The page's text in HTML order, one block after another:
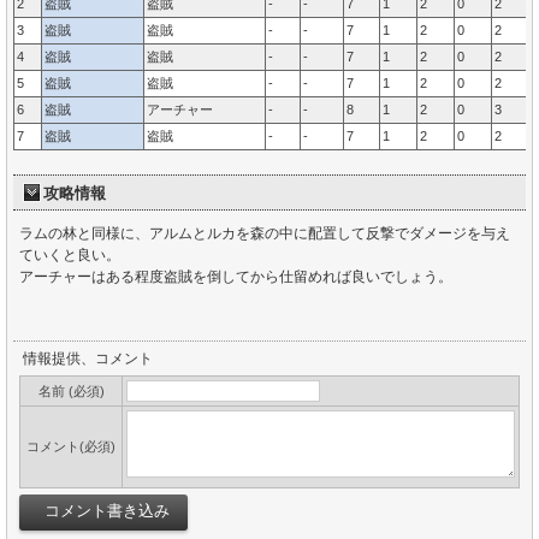
2 盗賊 盗賊 - - 7 1 2 0 2
3
盗賊 盗賊 - - 7 1 2 0 2
4
盗賊 盗賊 - - 7 1 2 0 2
5
盗賊 盗賊 - - 7 1 2 0 2
6
盗賊 アーチャー - - 8 1 2 0 3
7
盗賊 盗賊 - - 7 1 2 0 2
攻略情報
ラムの林と同様に、アルムとルカを森の中に配置して反撃でダメージを与え
ていくと良い。
アーチャーはある程度盗賊を倒してから仕留めれば良いでしょう。
情報提供、コメント
名前 (必須)
コメント(必須)